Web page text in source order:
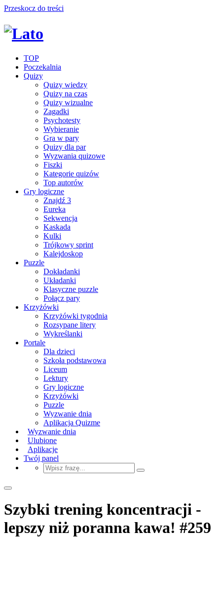
Przeskocz do treści
TOP
Poczekalnia
Quizy
Quizy wiedzy
Quizy na czas
Quizy wizualne
Zagadki
Psychotesty
Wybieranie
Gra w pary
Quizy dla par
Wyzwania quizowe
Fiszki
Kategorie quizów
Top autorów
Gry logiczne
Znajdź 3
Eureka
Sekwencja
Kaskada
Kulki
Trójkowy sprint
Kalejdoskop
Puzzle
Dokładanki
Układanki
Klasyczne puzzle
Połącz pary
Krzyżówki
Krzyżówki tygodnia
Rozsypane litery
Wykreślanki
Portale
Dla dzieci
Szkoła podstawowa
Liceum
Lektury
Gry logiczne
Krzyżówki
Puzzle
Wyzwanie dnia
Aplikacja Quizme
Wyzwanie dnia
Ulubione
Aplikacje
Twój panel
Szybki trening koncentracji -
lepszy niż poranna kawa! #259